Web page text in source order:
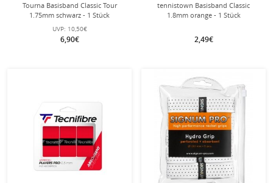
Tourna Basisband Classic Tour
1.75mm schwarz - 1 Stück
UVP: 10,50€
6,90€
tennistown Basisband Classic
1.8mm orange - 1 Stück
2,49€